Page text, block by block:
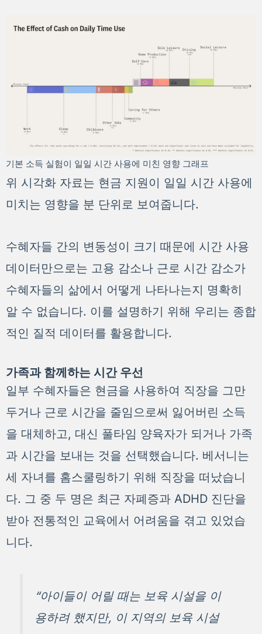
기본 소득 실험이 일일 시간 사용에 미친 영향 그래프
위 시각화 자료는 현금 지원이 일일 시간 사용에
미치는 영향을 분 단위로 보여줍니다.
수혜자들 간의 변동성이 크기 때문에 시간 사용
데이터만으로는 고용 감소나 근로 시간 감소가
수혜자들의 삶에서 어떻게 나타나는지 명확히
알 수 없습니다. 이를 설명하기 위해 우리는 종합
적인 질적 데이터를 활용합니다.
가족과 함께하는 시간 우선
일부 수혜자들은 현금을 사용하여 직장을 그만
두거나 근로 시간을 줄임으로써 잃어버린 소득
을 대체하고, 대신 풀타임 양육자가 되거나 가족
과 시간을 보내는 것을 선택했습니다. 베서니는
세 자녀를 홈스쿨링하기 위해 직장을 떠났습니
다. 그 중 두 명은 최근 자폐증과 ADHD 진단을
받아 전통적인 교육에서 어려움을 겪고 있었습
니다.
“아이들이 어릴 때는 보육 시설을 이
용하려 했지만, 이 지역의 보육 시설